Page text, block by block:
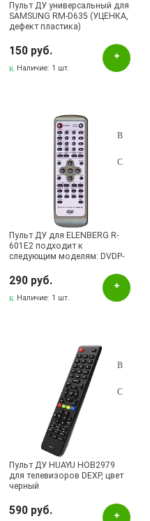
Пульт ДУ универсальный для
SAMSUNG RM-D635 (УЦЕНКА,
дефект пластика)
150 руб.
Наличие: 1 шт.
Пульт ДУ для ELENBERG R-
601E2 подходит к
следующим моделям: DVDP-
290 руб.
Наличие: 1 шт.
Пульт ДУ HUAYU HOB2979
для телевизоров DЕXP, цвет
черный
590 руб.